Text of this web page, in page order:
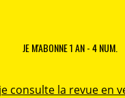
JE M'ABONNE 1 AN - 4 NUM.
je consulte la revue en